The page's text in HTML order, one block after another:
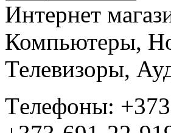
Интернет
Компьютеры,
Телевизоры,
Tелефоны: